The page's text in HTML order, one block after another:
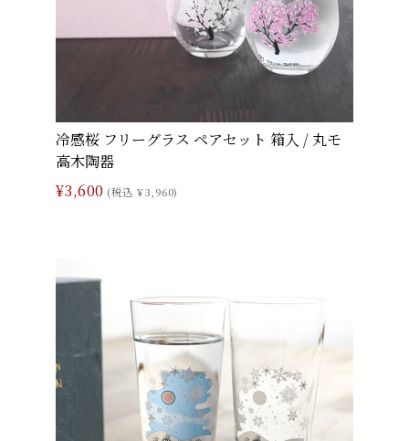
冷感桜 フリーグラス ペアセット 箱入 / 丸モ
高木陶器
¥3,600 (税込 ¥3,960)